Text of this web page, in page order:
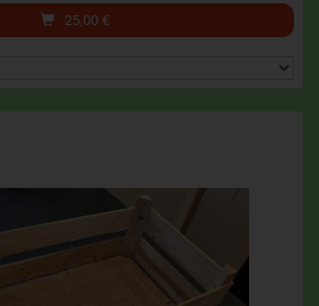
25,00 €